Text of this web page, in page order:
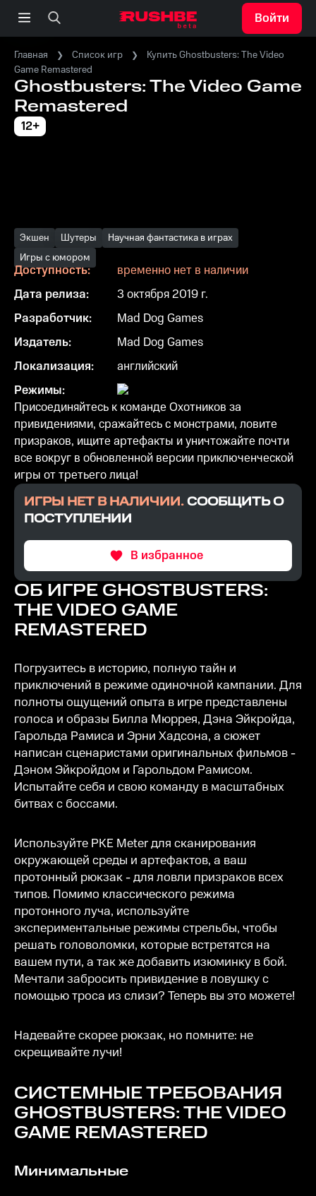
Войти
Главная Список игр
Купить Ghostbusters: The Video
Game Remastered
Ghostbusters: The Video Game
Remastered
12+
Экшен Шутеры
Научная фантастика в играх
Игры с юмором
Доступность:
временно нет в наличии
Дата релиза:
3 октября 2019 г.
Разработчик:
Mad Dog Games
Издатель:
Mad Dog Games
Локализация:
английский
Режимы:
Присоединяйтесь к команде Охотников за
привидениями, сражайтесь с монстрами, ловите
призраков, ищите артефакты и уничтожайте почти
все вокруг в обновленной версии приключенческой
игры от третьего лица!
ИГРЫ НЕТ В НАЛИЧИИ.СООБЩИТЬ О
ПОСТУПЛЕНИИ
В избранное
ОБ ИГРЕ GHOSTBUSTERS:
THE VIDEO GAME
REMASTERED
Погрузитесь в историю, полную тайн и
приключений в режиме одиночной кампании. Для
полноты ощущений опыта в игре представлены
голоса и образы Билла Мюррея, Дэна Эйкройда,
Гарольда Рамиса и Эрни Хадсона, а сюжет
написан сценаристами оригинальных фильмов -
Дэном Эйкройдом и Гарольдом Рамисом.
Испытайте себя и свою команду в масштабных
битвах с боссами.
Используйте PKE Meter для сканирования
окружающей среды и артефактов, а ваш
протонный рюкзак - для ловли призраков всех
типов. Помимо классического режима
протонного луча, используйте
экспериментальные режимы стрельбы, чтобы
решать головоломки, которые встретятся на
вашем пути, а так же добавить изюминку в бой.
Мечтали забросить привидение в ловушку с
помощью троса из слизи? Теперь вы это можете!
Надевайте скорее рюкзак, но помните: не
скрещивайте лучи!
СИСТЕМНЫЕ ТРЕБОВАНИЯ
GHOSTBUSTERS: THE VIDEO
GAME REMASTERED
Минимальные